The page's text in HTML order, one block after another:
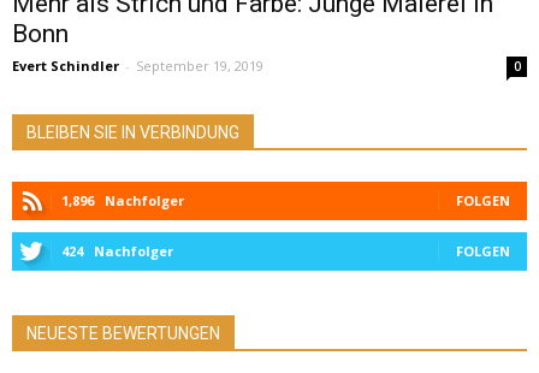
Bonn
Evert Schindler - September 19, 2019 0
BLEIBEN SIE IN VERBINDUNG
1,896 Nachfolger FOLGEN
424 Nachfolger FOLGEN
NEUESTE BEWERTUNGEN